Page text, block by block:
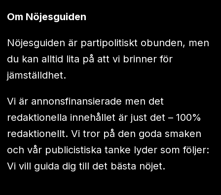
Om Nöjesguiden
Nöjesguiden är partipolitiskt obunden, men
du kan alltid lita på att vi brinner för
jämställdhet.
Vi är annonsfinansierade men det
redaktionella innehållet är just det – 100%
redaktionellt. Vi tror på den goda smaken
och vår publicistiska tanke lyder som följer:
Vi vill guida dig till det bästa nöjet.